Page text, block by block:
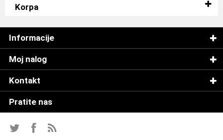
Korpa
Informacije
Moj nalog
Kontakt
Pratite nas